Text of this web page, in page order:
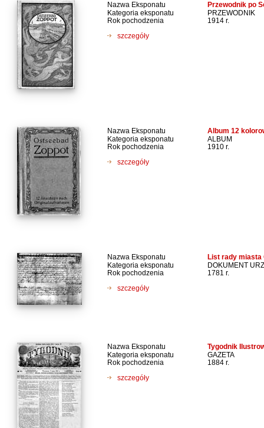
Nazwa Eksponatu Przewodnik po
Kategoria eksponatu
PRZEWODNIK
Rok pochodzenia
1914 r.
szczegóły
Nazwa Eksponatu Album 12
Kategoria eksponatu
ALBUM
Rok pochodzenia
1910 r.
szczegóły
Nazwa Eksponatu List rady miasta
Kategoria eksponatu
DOKUMENT
Rok pochodzenia
1781 r.
szczegóły
Nazwa Eksponatu Tygodnik
Kategoria eksponatu
GAZETA
Rok pochodzenia
1884 r.
szczegóły